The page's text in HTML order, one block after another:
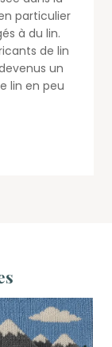
particulier
à du lin.
de lin
un
lin en peu